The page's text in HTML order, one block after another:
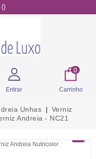
()
Entrar
0
Carrinho
Unhas
Verniz
Andreia - NC21